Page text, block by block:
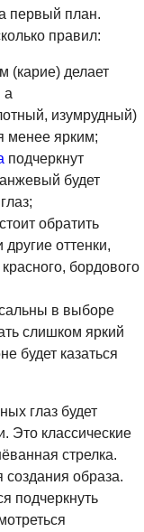
первый план.
правил:
(карие) делает
а
изумрудный)
менее ярким;
подчеркнут
будет
стоит обратить
оттенки,
бордового
в выборе
слишком яркий
будет казаться
глаз будет
Это классические
стрелка.
создания образа.
подчеркнуть